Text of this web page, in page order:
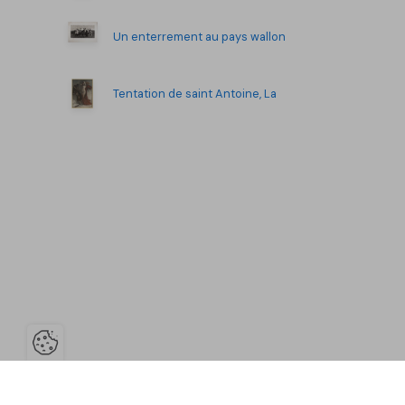
Un enterrement au pays wallon
Tentation de saint Antoine, La
Ouvrir la barre de gestion des